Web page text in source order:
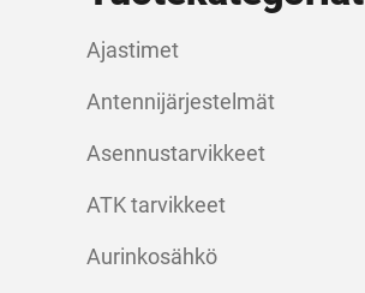
Ajastimet
Antennijärjestelmät
Asennustarvikkeet
ATK tarvikkeet
Aurinkosähkö